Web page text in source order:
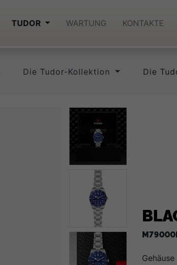
TUDOR WARTUNG KONTAKTE
Die Tudor-Kollektion Die